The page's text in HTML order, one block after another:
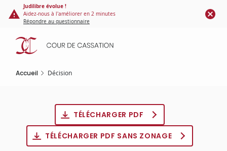
Panneau de gestion des cookies
contenu
principal
Judilibre évolue !
Aidez-nous à l'améliorer en 2 minutes
Répondre au questionnaire
Accueil Décision
TÉLÉCHARGER PDF
TÉLÉCHARGER PDF SANS ZONAGE